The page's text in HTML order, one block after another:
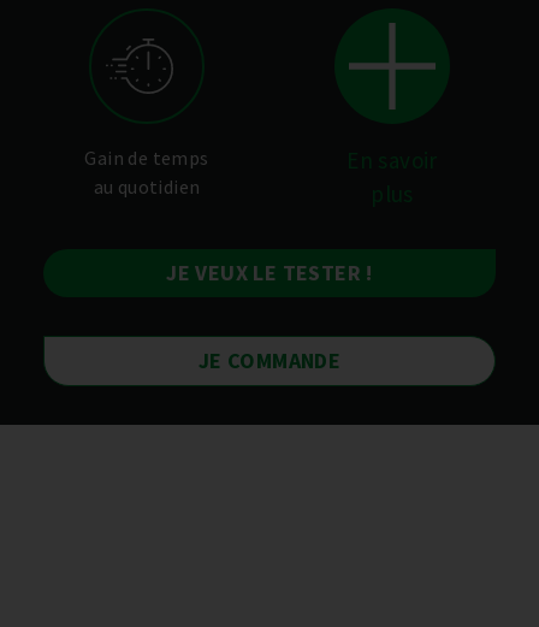
Gain de temps
au quotidien
En savoir
plus
JE VEUX LE TESTER !
JE COMMANDE